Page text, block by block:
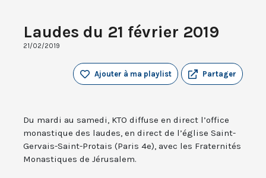
Laudes du 21 février 2019
21/02/2019
Partager
Ajouter à ma playlist
Du mardi au samedi, KTO diffuse en direct l’office
monastique des laudes, en direct de l’église Saint-
Gervais-Saint-Protais (Paris 4e), avec les Fraternités
Monastiques de Jérusalem.